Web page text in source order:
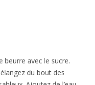
beurre avec le sucre.
du bout des